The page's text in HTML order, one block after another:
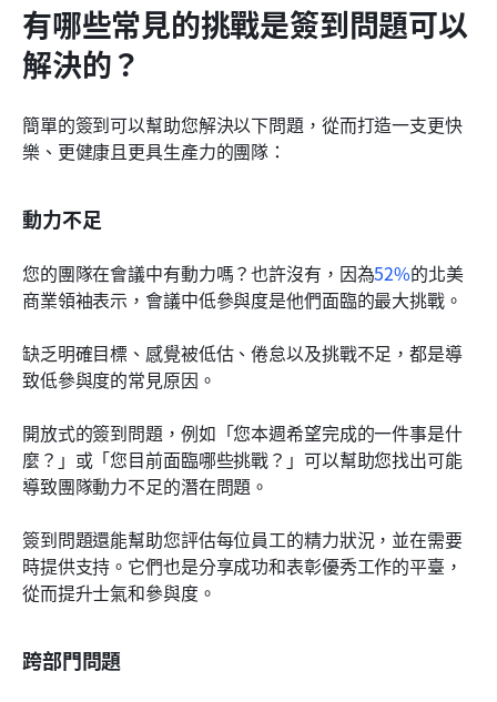
有哪些常見的挑戰是簽到問題可以
解決的？
簡單的簽到可以幫助您解決以下問題，從而打造一支更快
樂、更健康且更具生產力的團隊：
動力不足
您的團隊在會議中有動力嗎？也許沒有，因為52%的北美
商業領袖表示，會議中低參與度是他們面臨的最大挑戰。
缺乏明確目標、感覺被低估、倦怠以及挑戰不足，都是導
致低參與度的常見原因。
開放式的簽到問題，例如「您本週希望完成的一件事是什
麼？」或「您目前面臨哪些挑戰？」可以幫助您找出可能
導致團隊動力不足的潛在問題。
簽到問題還能幫助您評估每位員工的精力狀況，並在需要
時提供支持。它們也是分享成功和表彰優秀工作的平臺，
從而提升士氣和參與度。
跨部門問題